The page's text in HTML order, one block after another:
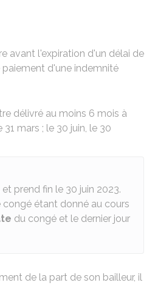
avant l'expiration d'un délai de
d'une indemnité
délivré au moins 6 mois à
mars ; le 30 juin, le 30
prend fin le 30 juin 2023.
congé étant donné au cours
du congé et le dernier jour
de la part de son bailleur, il